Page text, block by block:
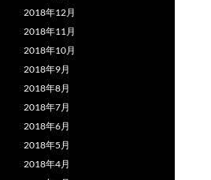
2018年12月
2018年11月
2018年10月
2018年9月
2018年8月
2018年7月
2018年6月
2018年5月
2018年4月